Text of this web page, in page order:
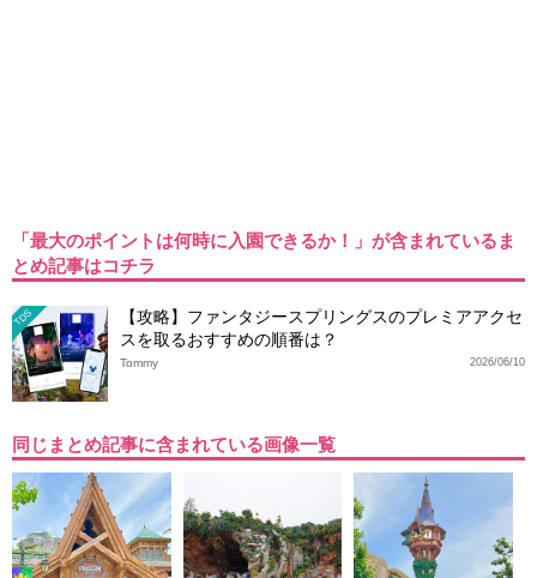
「最大のポイントは何時に入園できるか！」が含まれているま
とめ記事はコチラ
TDS
【攻略】ファンタジースプリングスのプレミアアクセ
スを取るおすすめの順番は？
2026/06/10
Tommy
同じまとめ記事に含まれている画像一覧